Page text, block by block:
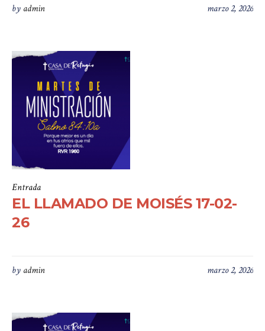
marzo 2, 2026
by admin
Entrada
EL LLAMADO DE MOISÉS 17-02-
26
marzo 2, 2026
by admin